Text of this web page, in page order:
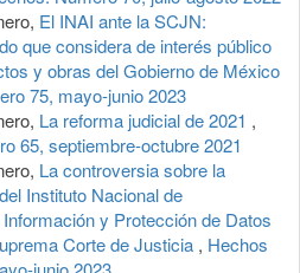
El INAI ante la SCJN:
que considera de interés público
y obras del Gobierno de México
75, mayo-junio 2023
La reforma judicial de 2021 ,
65, septiembre-octubre 2021
La controversia sobre la
Instituto Nacional de
y Protección de Datos
Corte de Justicia , Hechos